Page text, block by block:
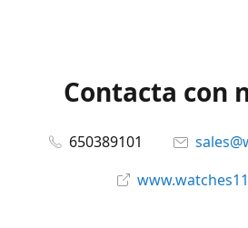
Contacta con
650389101